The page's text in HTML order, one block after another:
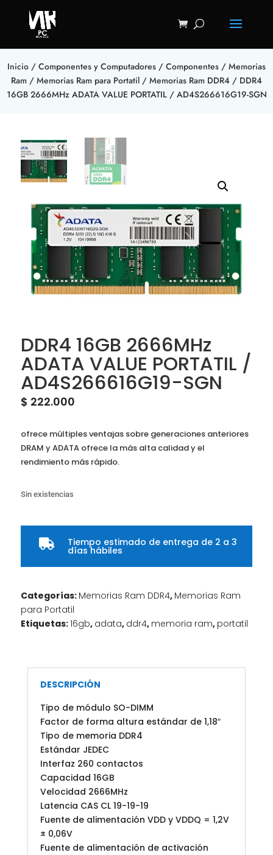
Inicio / Componentes y Computadores / Componentes / Memorias
Ram / Memorias Ram para Portatil / Memorias Ram DDR4 / DDR4
16GB 2666MHz ADATA VALUE PORTATIL / AD4S266616G19-SGN
DDR4 16GB 2666MHz
ADATA VALUE PORTATIL /
AD4S266616G19-SGN
$ 222.000
ofrece múltiples ventajas sobre generaciones anteriores
DRAM y ADATA ofrece la más alta calidad y el
rendimiento más rápido.
Sin existencias
 Tiempo estimado de entrega de 2 a 3
días hábiles
Categorías: Memorias Ram DDR4, Memorias Ram
para Portatil
Etiquetas:16gb, adata, ddr4, memoria ram, portatil
DESCRIPCIÓN
Tipo de módulo SO-DIMM
Factor de forma altura estándar de 1,18″
Tipo de memoria DDR4
Estándar JEDEC
Interfaz 260 contactos
Capacidad 16GB
Velocidad 2666MHz
Latencia CAS CL 19-19-19
Fuente de alimentación VDD y VDDQ = 1,2V
± 0,06V
Fuente de alimentación de activación